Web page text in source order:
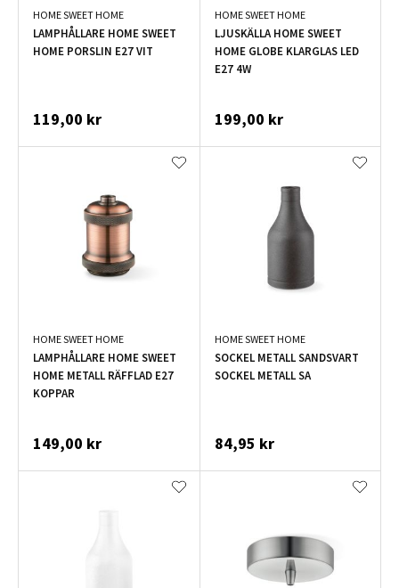
HOME SWEET HOME
LAMPHÅLLARE HOME SWEET
HOME PORSLIN E27 VIT
119,00 kr
HOME SWEET HOME
LJUSKÄLLA HOME SWEET
HOME GLOBE KLARGLAS LED
E27 4W
199,00 kr
HOME SWEET HOME
LAMPHÅLLARE HOME SWEET
HOME METALL RÄFFLAD E27
KOPPAR
149,00 kr
HOME SWEET HOME
SOCKEL METALL SANDSVART
SOCKEL METALL SA
84,95 kr